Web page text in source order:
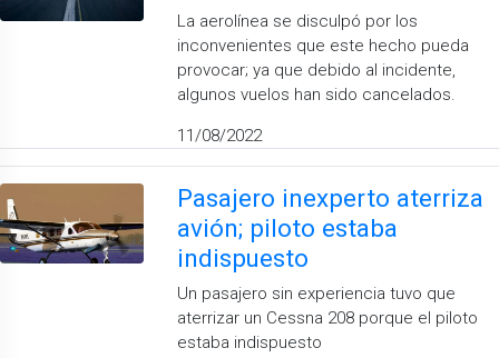
La aerolínea se disculpó por los
inconvenientes que este hecho pueda
provocar; ya que debido al incidente,
algunos vuelos han sido cancelados.
11/08/2022
Pasajero inexperto aterriza
avión; piloto estaba
indispuesto
Un pasajero sin experiencia tuvo que
aterrizar un Cessna 208 porque el piloto
estaba indispuesto